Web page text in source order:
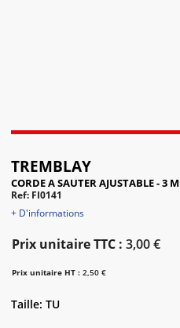
TREMBLAY
CORDE A SAUTER AJUSTABLE - 3 M
Ref: FI0141
+ D'informations
Prix unitaire TTC : 3,00 €
Prix unitaire HT : 2,50 €
Taille: TU